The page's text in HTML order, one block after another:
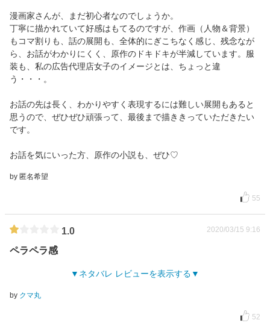
漫画家さんが、まだ初心者なのでしょうか。
丁寧に描かれていて好感はもてるのですが、作画（人物＆背景）
もコマ割りも、話の展開も、全体的にぎこちなく感じ、残念なが
ら、お話がわかりにくく、原作のドキドキが半減しています。服
装も、私の広告代理店女子のイメージとは、ちょっと違
う・・・。
お話の先は長く、わかりやすく表現するには難しい展開もあると
思うので、ぜひぜひ頑張って、最後まで描ききっていただきたい
です。
お話を気にいった方、原作の小説も、ぜひ♡
by 匿名希望
55
1.0 2020/03/15 9:16
ペラペラ感
ネタバレ レビューを表示する
by クマ丸
52